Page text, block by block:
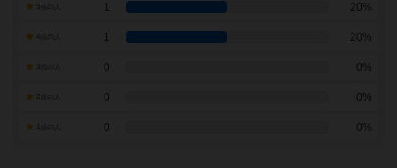
1 20%
1 20%
0 0%
0 0%
0 0%